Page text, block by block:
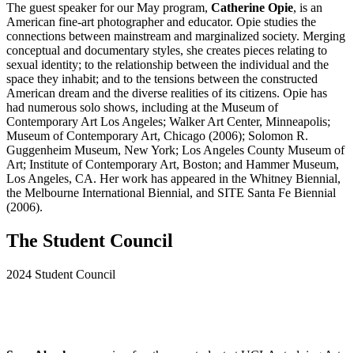
The guest speaker for our May program, Catherine Opie, is an
American fine-art photographer and educator. Opie studies the
connections between mainstream and marginalized society. Merging
conceptual and documentary styles, she creates pieces relating to
sexual identity; to the relationship between the individual and the
space they inhabit; and to the tensions between the constructed
American dream and the diverse realities of its citizens. Opie has
had numerous solo shows, including at the Museum of
Contemporary Art Los Angeles; Walker Art Center, Minneapolis;
Museum of Contemporary Art, Chicago (2006); Solomon R.
Guggenheim Museum, New York; Los Angeles County Museum of
Art; Institute of Contemporary Art, Boston; and Hammer Museum,
Los Angeles, CA. Her work has appeared in the Whitney Biennial,
the Melbourne International Biennial, and SITE Santa Fe Biennial
(2006).
The Student Council
2024 Student Council